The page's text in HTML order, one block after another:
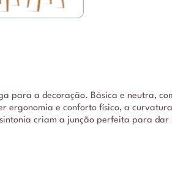
para a decoração. Básica e neutra,
ergonomia e conforto físico, a
criam a junção perfeita para dar